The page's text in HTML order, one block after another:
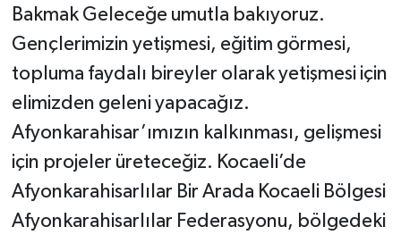
Bakmak Geleceğe umutla bakıyoruz.
Gençlerimizin yetişmesi, eğitim görmesi,
topluma faydalı bireyler olarak yetişmesi için
elimizden geleni yapacağız.
Afyonkarahisar’ımızın kalkınması, gelişmesi
için projeler üreteceğiz. Kocaeli’de
Afyonkarahisarlılar Bir Arada Kocaeli Bölgesi
Afyonkarahisarlılar Federasyonu, bölgedeki